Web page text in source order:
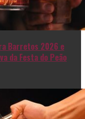
Barretos 2026 e
da Festa do Peão